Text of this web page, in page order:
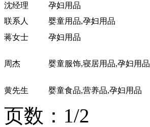
沈经理
孕妇用品
联系人
婴童用品,孕妇用品
蒋女士
孕妇用品
周杰 婴童服饰,寝居用品,孕妇用品
黄先生 婴童食品,营养品,孕妇用品
页数：1/2